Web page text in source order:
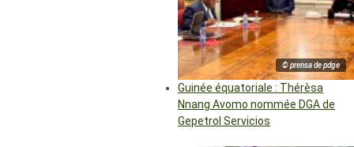
© prensa de pdge
Guinée équatoriale : Thérèsa
Nnang Avomo nommée DGA de
Gepetrol Servicios